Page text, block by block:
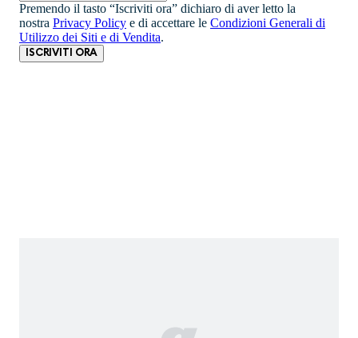
Premendo il tasto “Iscriviti ora” dichiaro di aver letto la
nostra Privacy Policy e di accettare le Condizioni Generali di
Utilizzo dei Siti e di Vendita.
ISCRIVITI ORA